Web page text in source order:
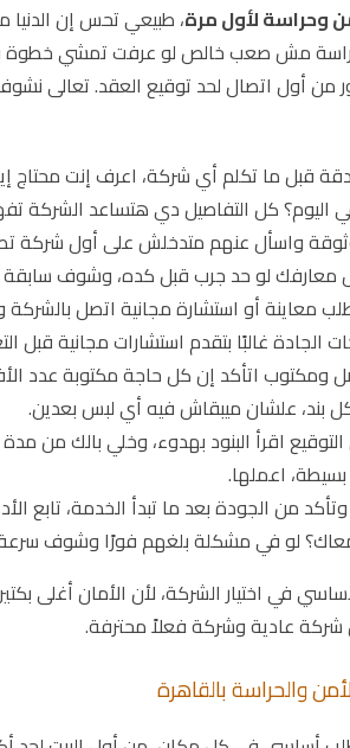
وحراسة لأول مرة، طبيعي تحس إن
مش صعب خالص لو عرفت تمشي خطوة
من أول اتصال لحد توقيع العقد. تعالى
بدقة قبل ما تكلم أي شركة، اعرف إنت
اليوم؟ كل التفاصيل دي هتساعد
واسأل عنهم متدخلش على أول شركة
معارفك لو حد جرب قبل كده، وشوف سابقة
معاينة أو استشارة مجانية اتصل
الجادة غالبًا بتقدم استشارات مجانية قبل
اتأكد إن كل حاجة مكتوبة عدد
بند، علشان ميبقاش فيه أي لبس بعدين.
اقرأ البنود بهدوء، وخلي بالك من مدة
اعملها.
وتأكد من الجودة بعد ما تبدأ الخدمة،
معاك؟ لو في مشكلة بلغهم فورًا وشوف
في اختيار الشركة، لأن الأمان أغلى
شركة عادية وشركة فعلاً محترفة.
والحراسة بالقاهرة